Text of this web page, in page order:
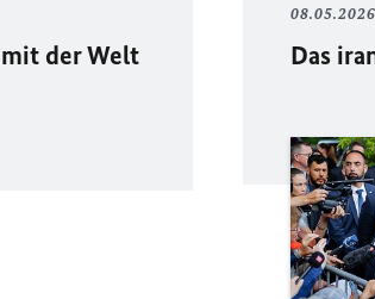
der Welt
08.05.2026
Das